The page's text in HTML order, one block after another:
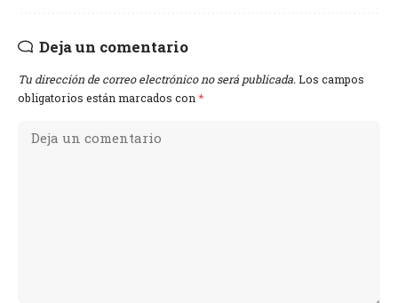
Deja un comentario
Tu dirección de correo electrónico no será publicada. Los campos
obligatorios están marcados con *